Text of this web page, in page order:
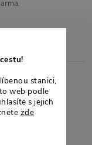
stanici,
web podle
s jejich
zde